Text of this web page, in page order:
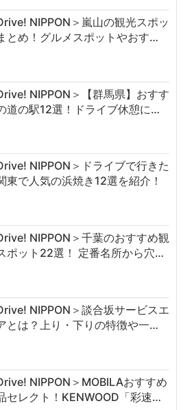
NIPPON＞嵐山の観光スポッ
とめ！グルメスポットやおす…
NIPPON＞【群馬県】おすす
道の駅12選！ドライブ休憩に…
NIPPON＞ドライブで行きた
東で人気の浜焼き12選を紹介！
NIPPON＞千葉のおすすめ観
ポット22選！ 定番名所から穴…
NIPPON＞談合坂サービスエ
とは？上り・下りの特徴や一…
NIPPON＞MOBILAおすすめ
セレクト！KENWOOD「彩速…